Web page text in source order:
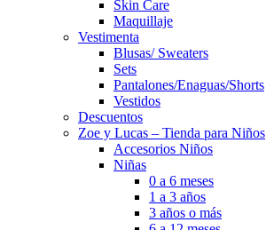
Skin Care
Maquillaje
Vestimenta
Blusas/ Sweaters
Sets
Pantalones/Enaguas/Shorts
Vestidos
Descuentos
Zoe y Lucas – Tienda para Niños
Accesorios Niños
Niñas
0 a 6 meses
1 a 3 años
3 años o más